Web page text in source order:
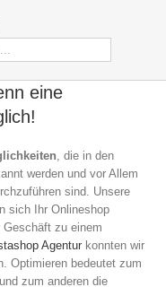
eine
, die in den
werden und vor Allem
sind. Unsere
sich Ihr Onlineshop
zu einem
Agentur konnten wir
Optimieren bedeutet zum
und zum anderen die